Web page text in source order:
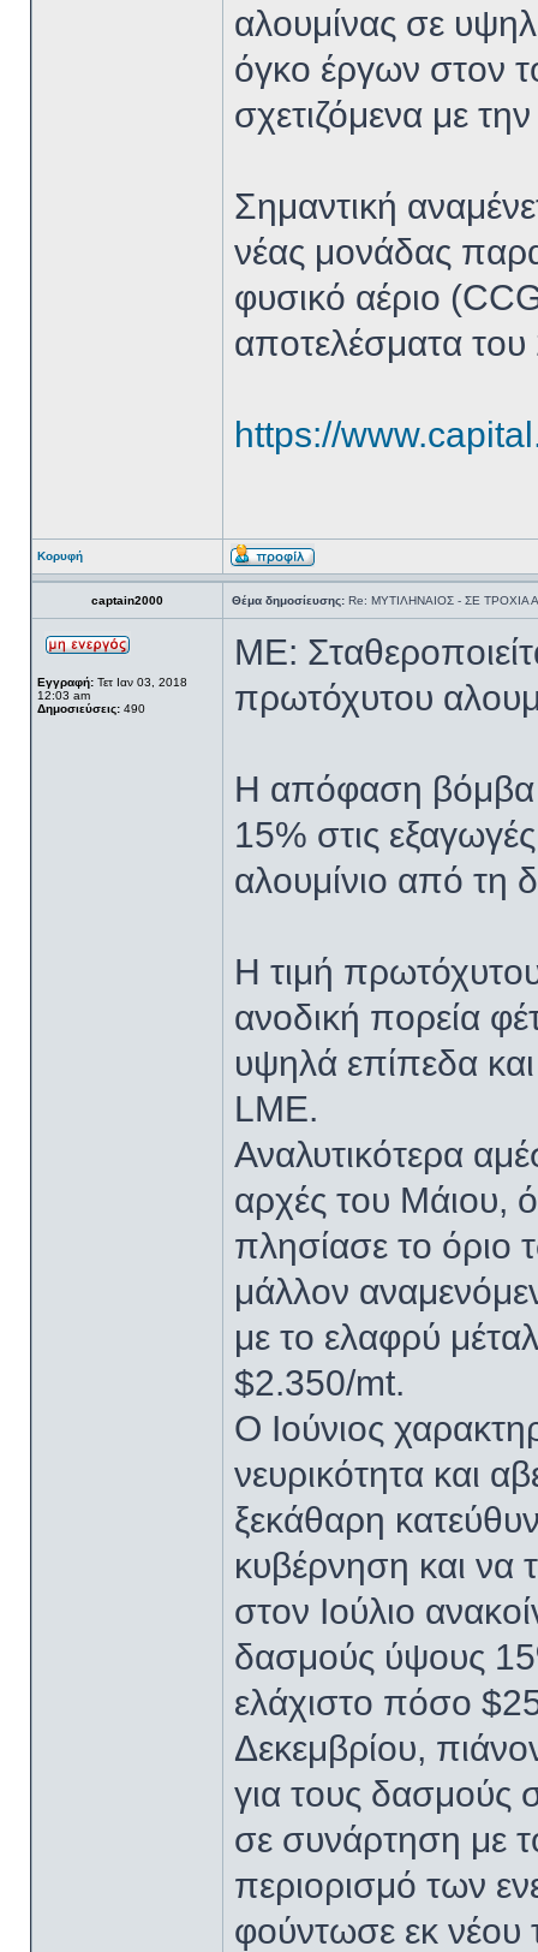
αλουμίνας σε
όγκο έργων στον
σχετιζόμενα με
Σημαντική
νέας μονάδας
φυσικό αέριο
αποτελέσματα
https://
Κορυφή
captain2000 Θέμα δημοσίευσης: Re: ΜΥΤΙΛΗΝΑΙΟΣ - ΣΕ ΤΡΟΧΙΑ
Εγγραφή: Τετ Ιαν 03, 2018
12:03 am
Δημοσιεύσεις: 490
ME:
πρωτόχυτου
Η απόφαση βόμβα
15% στις
αλουμίνιο από τη
Η τιμή
ανοδική πορεία
υψηλά επίπεδα
LME.
Αναλυτικότερα
αρχές του Μάιου,
πλησίασε το όριο
μάλλον
με το ελαφρύ
$2.350/mt.
Ο Ιούνιος
νευρικότητα και
ξεκάθαρη
κυβέρνηση και να
στον Ιούλιο
δασμούς ύψους
ελάχιστο πόσο
Δεκεμβρίου,
για τους δασμούς
σε συνάρτηση με
περιορισμό των
φούντωσε εκ νέου